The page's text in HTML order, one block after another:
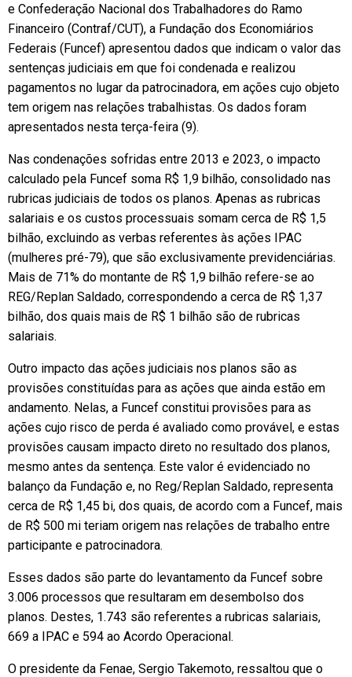
e Confederação Nacional dos Trabalhadores do Ramo
Financeiro (Contraf/CUT), a Fundação dos Economiários
Federais (Funcef) apresentou dados que indicam o valor das
sentenças judiciais em que foi condenada e realizou
pagamentos no lugar da patrocinadora, em ações cujo objeto
tem origem nas relações trabalhistas. Os dados foram
apresentados nesta terça-feira (9).
Nas condenações sofridas entre 2013 e 2023, o impacto
calculado pela Funcef soma R$ 1,9 bilhão, consolidado nas
rubricas judiciais de todos os planos. Apenas as rubricas
salariais e os custos processuais somam cerca de R$ 1,5
bilhão, excluindo as verbas referentes às ações IPAC
(mulheres pré-79), que são exclusivamente previdenciárias.
Mais de 71% do montante de R$ 1,9 bilhão refere-se ao
REG/Replan Saldado, correspondendo a cerca de R$ 1,37
bilhão, dos quais mais de R$ 1 bilhão são de rubricas
salariais.
Outro impacto das ações judiciais nos planos são as
provisões constituídas para as ações que ainda estão em
andamento. Nelas, a Funcef constitui provisões para as
ações cujo risco de perda é avaliado como provável, e estas
provisões causam impacto direto no resultado dos planos,
mesmo antes da sentença. Este valor é evidenciado no
balanço da Fundação e, no Reg/Replan Saldado, representa
cerca de R$ 1,45 bi, dos quais, de acordo com a Funcef, mais
de R$ 500 mi teriam origem nas relações de trabalho entre
participante e patrocinadora.
Esses dados são parte do levantamento da Funcef sobre
3.006 processos que resultaram em desembolso dos
planos. Destes, 1.743 são referentes a rubricas salariais,
669 a IPAC e 594 ao Acordo Operacional.
O presidente da Fenae, Sergio Takemoto, ressaltou que o